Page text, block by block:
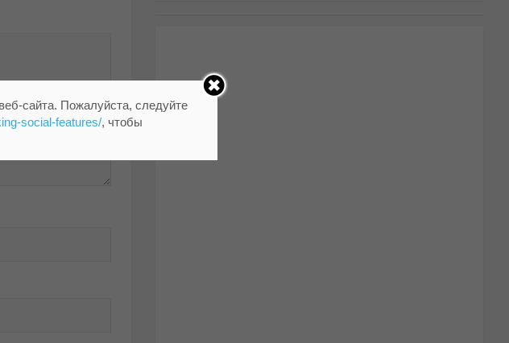
сайта. Пожалуйста, следуйте
social-features/, чтобы